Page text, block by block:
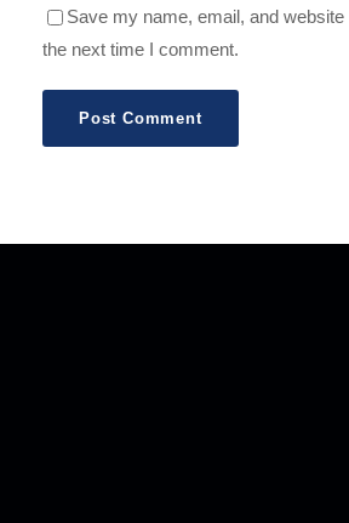
Save my name, email, and
the next time I comment.